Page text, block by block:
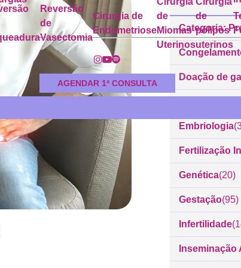
Reversão
de
Vasectomia
Cirurgia de
Endometriose
de
Miomas
Uterinos
de
pólipos
uterinos
AGENDAR 1ª CONSULTA
Categoria:
Doação de
Embriologia
Fertilização
Genética(20)
Gestação(95)
Infertilidade
Inseminação